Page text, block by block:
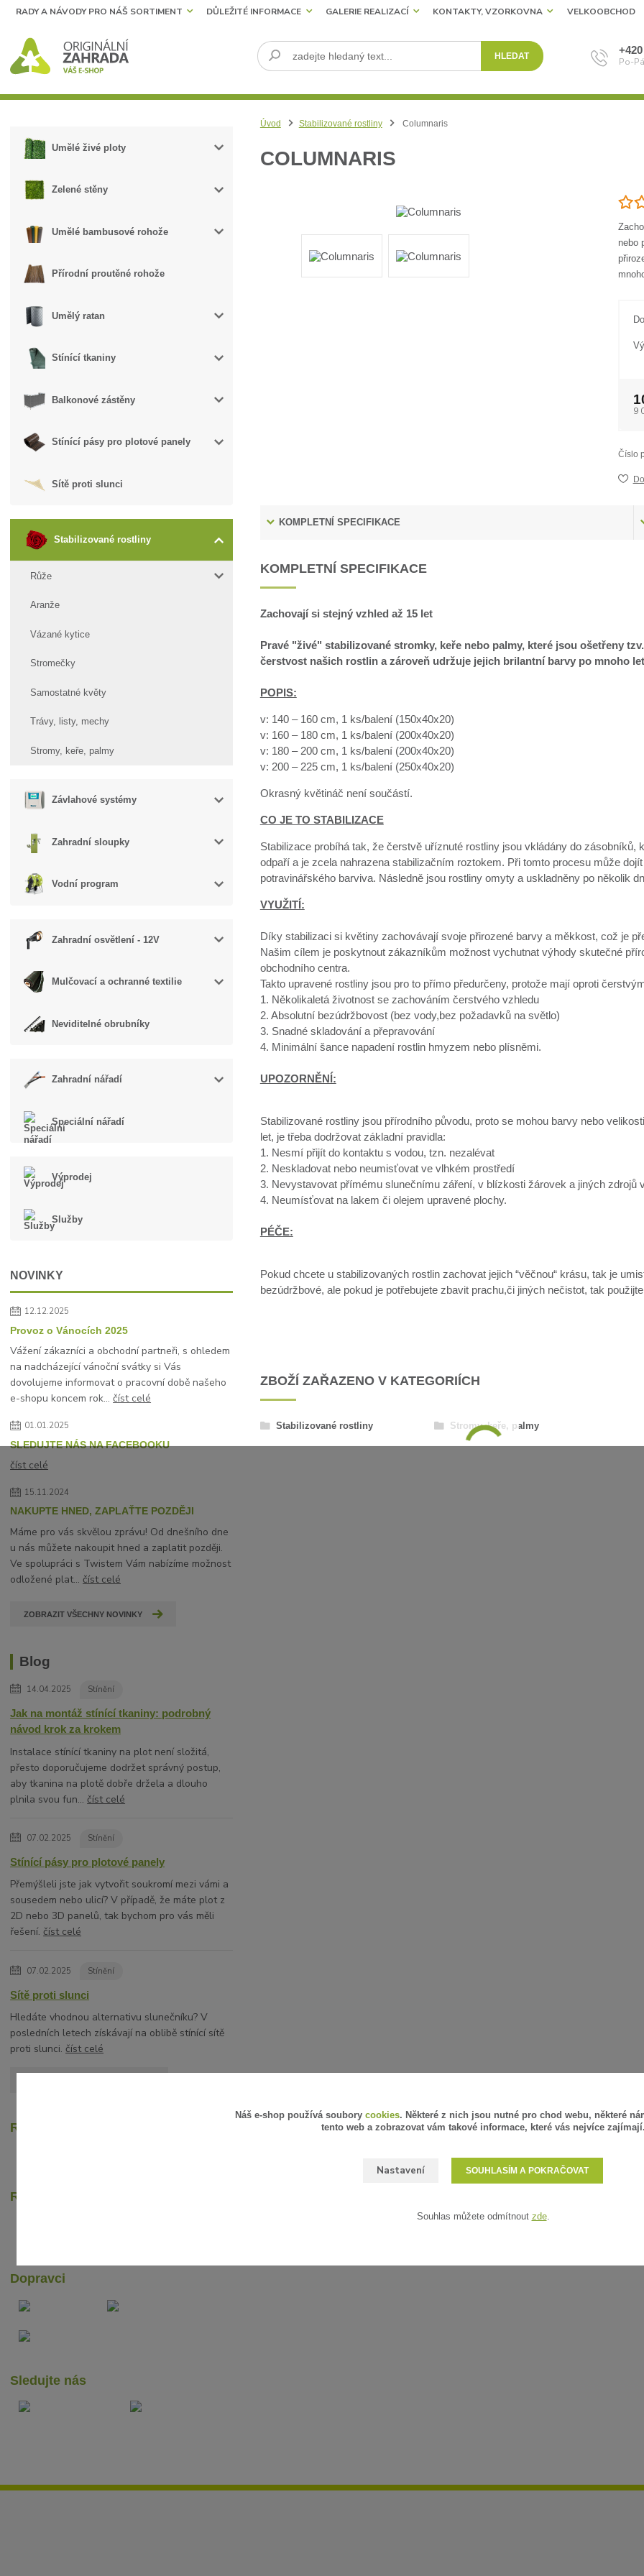
RADY A NÁVODY PRO NÁŠ SORTIMENT DŮLEŽITÉ INFORMACE GALERIE REALIZACÍ KONTAKTY, VZORKOVNA VELKOOBCHOD
HLEDAT Po-
Umělé živé ploty
Zelené stěny
Umělé bambusové rohože
Přírodní proutěné rohože
Umělý ratan
Stínící tkaniny
Balkonové zástěny
Stínící pásy pro plotové panely
Sítě proti slunci
Stabilizované rostliny
Růže
Aranže
Vázané kytice
Stromečky
Samostatné květy
Trávy, listy, mechy
Stromy, keře, palmy
Závlahové systémy
Zahradní sloupky
Vodní program
Zahradní osvětlení - 12V
Mulčovací a ochranné textilie
Neviditelné obrubníky
Zahradní nářadí
Speciální nářadí
Výprodej
Služby
NOVINKY
12.12.2025
Provoz o Vánocích 2025
Vážení zákazníci a obchodní partneři, s ohledem
na nadcházející vánoční svátky si Vás
dovolujeme informovat o pracovní době našeho
e-shopu koncem rok...číst celé
01.01.2025
SLEDUJTE NÁS NA FACEBOOKU
číst celé
15.11.2024
NAKUPTE HNED, ZAPLAŤTE POZDĚJI
Máme pro vás skvělou zprávu! Od dnešního dne
u nás můžete nakoupit hned a zaplatit později.
Ve spolupráci s Twistem Vám nabízíme možnost
odložené plat...číst celé
ZOBRAZIT VŠECHNY NOVINKY
Blog
14.04.2025 Stínění
Jak na montáž stínící tkaniny: podrobný
návod krok za krokem
Instalace stínící tkaniny na plot není složitá,
přesto doporučujeme dodržet správný postup,
aby tkanina na plotě dobře držela a dlouho
plnila svou fun...číst celé
07.02.2025 Stínění
Stínící pásy pro plotové panely
Přemýšleli jste jak vytvořit soukromí mezi vámi a
sousedem nebo ulicí? V případě, že máte plot z
2D nebo 3D panelů, tak bychom pro vás měli
řešení.číst celé
07.02.2025 Stínění
Sítě proti slunci
Hledáte vhodnou alternativu slunečníku? V
posledních letech získávají na oblibě stínící sítě
proti slunci.číst celé
Recenze zákazníků
Rychlé online platby
Dopravci
Sledujte nás
Úvod Stabilizované rostliny Columnaris
COLUMNARIS
nebo
9
Číslo
KOMPLETNÍ SPECIFIKACE
KOMPLETNÍ SPECIFIKACE
Zachovají si stejný vzhled až 15 let
Pravé "živé" stabilizované stromky, keře nebo palmy, které jsou ošetřeny
čerstvost našich rostlin a zároveň udržuje jejich brilantní barvy po mnoho
POPIS:
v: 140 – 160 cm, 1 ks/balení (150x40x20)
v: 160 – 180 cm, 1 ks/balení (200x40x20)
v: 180 – 200 cm, 1 ks/balení (200x40x20)
v: 200 – 225 cm, 1 ks/balení (250x40x20)
Okrasný květináč není součástí.
CO JE TO STABILIZACE
Stabilizace probíhá tak, že čerstvě uříznuté rostliny jsou vkládány do
odpaří a je zcela nahrazena stabilizačním roztokem. Při tomto procesu může
potravinářského barviva. Následně jsou rostliny omyty a uskladněny po několik
VYUŽITÍ:
Díky stabilizaci si květiny zachovávají svoje přirozené barvy a měkkost, což je
Našim cílem je poskytnout zákazníkům možnost vychutnat výhody skutečné
obchodního centra.
Takto upravené rostliny jsou pro to přímo předurčeny, protože mají oproti
1. Několikaletá životnost se zachováním čerstvého vzhledu
2. Absolutní bezúdržbovost (bez vody,bez požadavků na světlo)
3. Snadné skladování a přepravování
4. Minimální šance napadení rostlin hmyzem nebo plísněmi.
UPOZORNĚNÍ:
Stabilizované rostliny jsou přírodního původu, proto se mohou barvy nebo
let, je třeba dodržovat základní pravidla:
1. Nesmí přijít do kontaktu s vodou, tzn. nezalévat
2. Neskladovat nebo neumisťovat ve vlhkém prostředí
3. Nevystavovat přímému slunečnímu záření, v blízkosti žárovek a jiných zdrojů
4. Neumísťovat na lakem či olejem upravené plochy.
PÉČE:
Pokud chcete u stabilizovaných rostlin zachovat jejich “věčnou“ krásu, tak je
bezúdržbové, ale pokud je potřebujete zbavit prachu,či jiných nečistot, tak
ZBOŽÍ ZAŘAZENO V KATEGORIÍCH
Stabilizované rostliny Stromy, keře, palmy
Náš e-shop používá soubory cookies. Některé z nich jsou nutné pro chod webu, některé
tento web a zobrazovat vám takové informace, které vás nejvíce zajímají.
Nastavení SOUHLASÍM A POKRAČOVAT
Souhlas můžete odmítnout zde.